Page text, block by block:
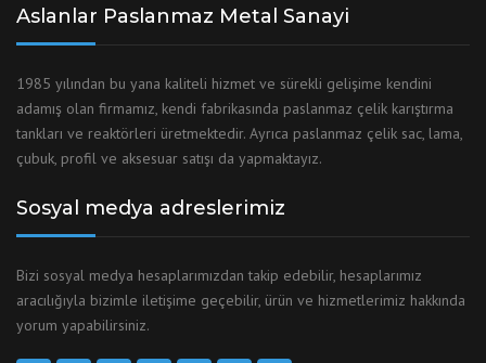
Aslanlar Paslanmaz Metal Sanayi
1985 yılından bu yana kaliteli hizmet ve sürekli gelişime kendini
adamış olan firmamız, kendi fabrikasında paslanmaz çelik karıştırma
tankları ve reaktörleri üretmektedir. Ayrıca paslanmaz çelik sac, lama,
çubuk, profil ve aksesuar satışı da yapmaktayız.
Sosyal medya adreslerimiz
Bizi sosyal medya hesaplarımızdan takip edebilir, hesaplarımız
aracılığıyla bizimle iletişime geçebilir, ürün ve hizmetlerimiz hakkında
yorum yapabilirsiniz.